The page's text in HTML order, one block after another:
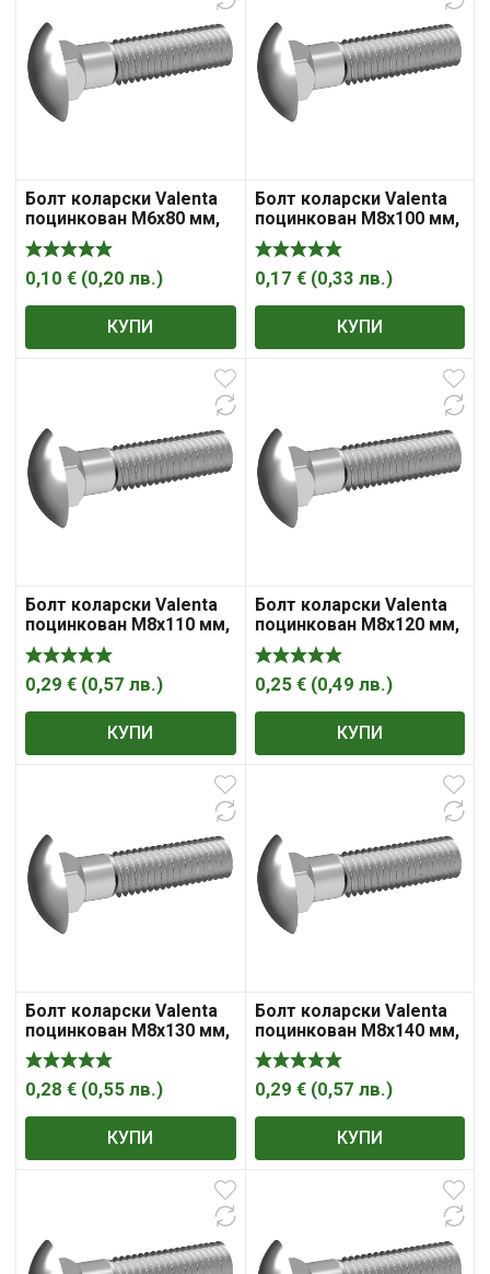
Болт коларски Valenta
поцинкован M6x80 мм,
4.8, 1 мм, DIN 603
0,10 € (0,20 лв.)
КУПИ
Болт коларски Valenta
поцинкован M8x100 мм,
4.8, 1.25 мм, DIN 603
0,17 € (0,33 лв.)
КУПИ
Болт коларски Valenta
поцинкован M8x110 мм,
4.8, 1.25 мм, DIN 603
0,29 € (0,57 лв.)
КУПИ
Болт коларски Valenta
поцинкован M8x120 мм,
4.8, 1.25 мм, DIN 603
0,25 € (0,49 лв.)
КУПИ
Болт коларски Valenta
поцинкован M8x130 мм,
4.8, 1.25 мм, DIN 603
0,28 € (0,55 лв.)
КУПИ
Болт коларски Valenta
поцинкован M8x140 мм,
4.8, 1.25 мм, DIN 603
0,29 € (0,57 лв.)
КУПИ